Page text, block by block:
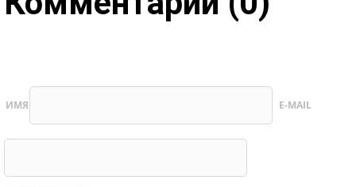
ИМЯ E-MAIL